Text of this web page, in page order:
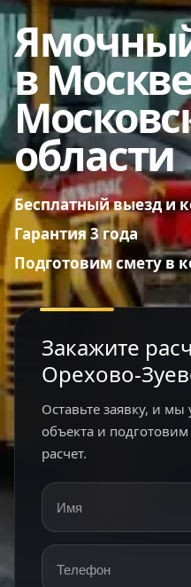
в
области
Бесплатный выезд и
Гарантия 3 года
Подготовим смету в
Закажите
Орехово-
Оставьте заявку, и
объекта и
расчет.
Имя
Телефон